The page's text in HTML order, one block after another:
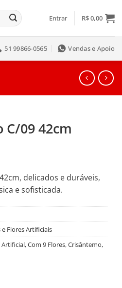
Entrar R$0,00
51 99866-0565 Vendas e Apoio
09 42cm
delicados e duráveis,
e sofisticada.
e Flores Artificiais
Artificial,Com 9 Flores,Crisântemo,